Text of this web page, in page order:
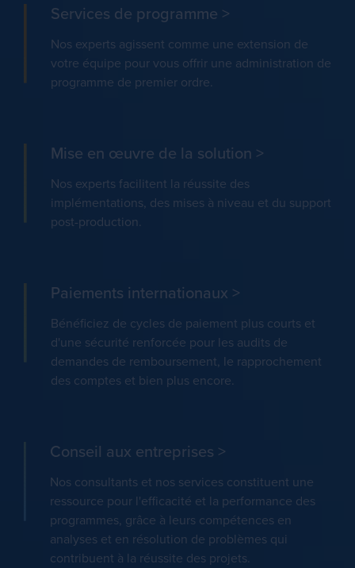
Services de programme >
Nos experts agissent comme une extension de
votre équipe pour vous offrir une administration de
programme de premier ordre.
Mise en œuvre de la solution >
Nos experts facilitent la réussite des
implémentations, des mises à niveau et du support
post-production.
Paiements internationaux >
Bénéficiez de cycles de paiement plus courts et
d'une sécurité renforcée pour les audits de
demandes de remboursement, le rapprochement
des comptes et bien plus encore.
Conseil aux entreprises >
Nos consultants et nos services constituent une
ressource pour l'efficacité et la performance des
programmes, grâce à leurs compétences en
analyses et en résolution de problèmes qui
contribuent à la réussite des projets.